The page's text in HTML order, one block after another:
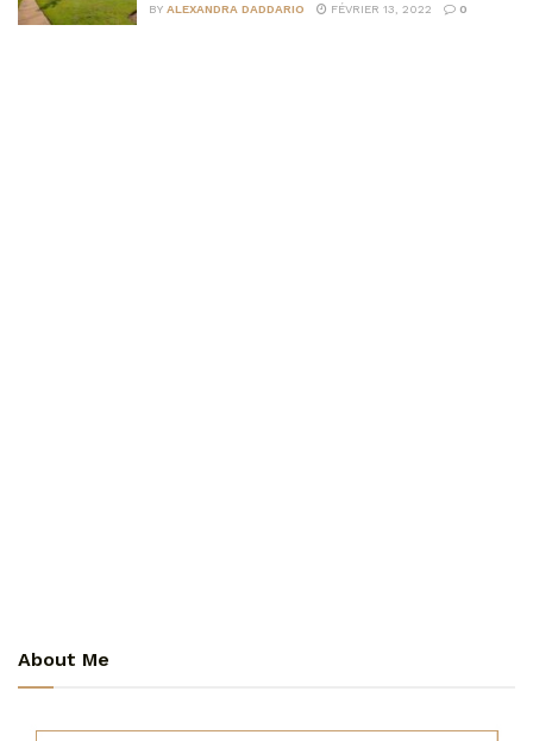
BY ALEXANDRA DADDARIO FÉVRIER 13, 2022 0
About Me